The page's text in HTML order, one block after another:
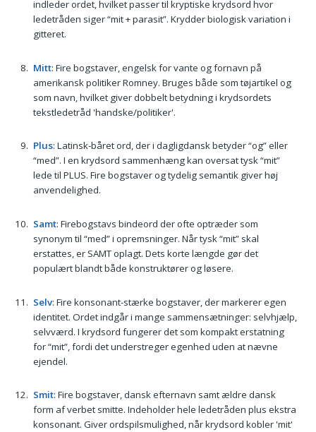
indleder ordet, hvilket passer til kryptiske krydsord hvor
ledetråden siger “mit + parasit”. Krydder biologisk variation i
gitteret.
Mitt: Fire bogstaver, engelsk for vante og fornavn på
amerikansk politiker Romney. Bruges både som tøjartikel og
som navn, hvilket giver dobbelt betydning i krydsordets
tekstledetråd 'handske/politiker'.
Plus: Latinsk-båret ord, der i dagligdansk betyder “og” eller
“med”. I en krydsord sammenhæng kan oversat tysk “mit”
lede til PLUS. Fire bogstaver og tydelig semantik giver høj
anvendelighed.
Samt: Firebogstavs bindeord der ofte optræder som
synonym til “med” i opremsninger. Når tysk “mit” skal
erstattes, er SAMT oplagt. Dets korte længde gør det
populært blandt både konstruktører og løsere.
Selv: Fire konsonant-stærke bogstaver, der markerer egen
identitet. Ordet indgår i mange sammensætninger: selvhjælp,
selvværd. I krydsord fungerer det som kompakt erstatning
for “mit”, fordi det understreger egenhed uden at nævne
ejendel.
Smit: Fire bogstaver, dansk efternavn samt ældre dansk
form af verbet smitte. Indeholder hele ledetråden plus ekstra
konsonant. Giver ord­spilsmulighed, når krydsord kobler 'mit'